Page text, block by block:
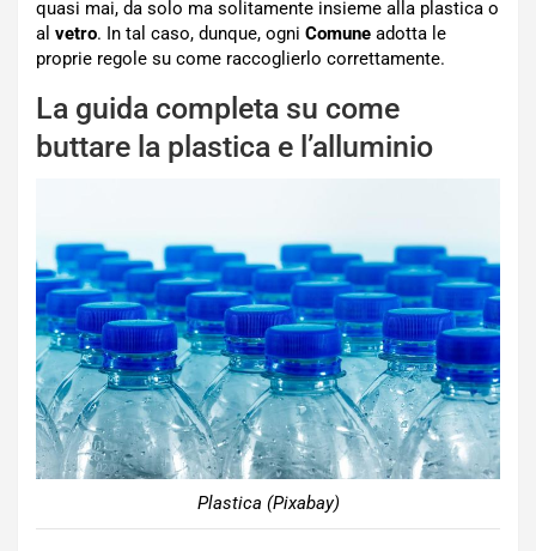
quasi mai, da solo ma solitamente insieme alla plastica o
al vetro. In tal caso, dunque, ogni Comune adotta le
proprie regole su come raccoglierlo correttamente.
La guida completa su come
buttare la plastica e l’alluminio
Plastica (Pixabay)